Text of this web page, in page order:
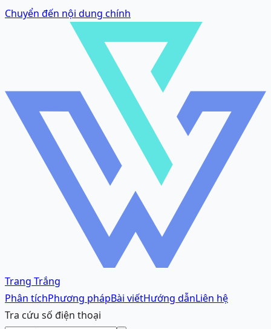
Chuyển đến nội dung chính
Trang Trắng
Phân tíchPhương phápBài viếtHướng dẫnLiên hệ
Tra cứu số điện thoại